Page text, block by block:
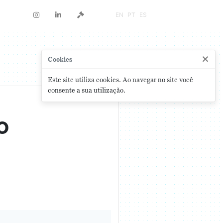
EN PT ES
Cookies ×
Este site utiliza cookies. Ao navegar no site você
consente a sua utilização.